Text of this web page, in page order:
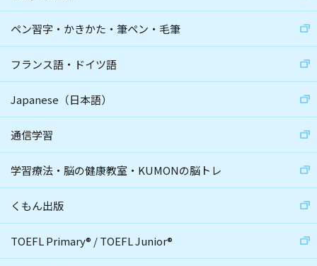
ペン習字・かきかた・筆ペン・毛筆
フランス語・ドイツ語
Japanese（日本語）
通信学習
学習療法・脳の健康教室・KUMONの脳トレ
くもん出版
TOEFL Primary® /TOEFL Junior®